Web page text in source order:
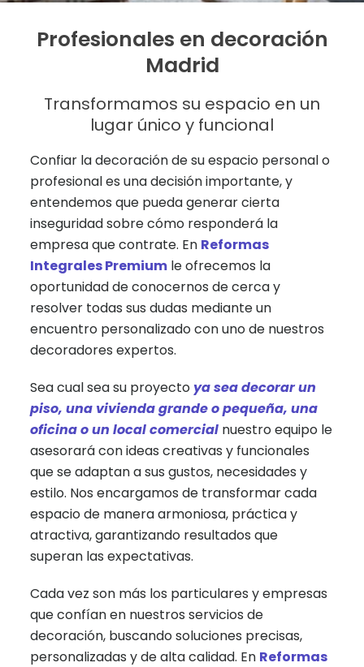
Profesionales en decoración
Madrid
Transformamos su espacio en un
lugar único y funcional
Confiar la decoración de su espacio personal o
profesional es una decisión importante, y
entendemos que pueda generar cierta
inseguridad sobre cómo responderá la
empresa que contrate. En Reformas
Integrales Premium le ofrecemos la
oportunidad de conocernos de cerca y
resolver todas sus dudas mediante un
encuentro personalizado con uno de nuestros
decoradores expertos.
Sea cual sea su proyectoya sea decorar un
piso, una vivienda grande o pequeña, una
oficina o un local comercial nuestro equipo le
asesorará con ideas creativas y funcionales
que se adaptan a sus gustos, necesidades y
estilo. Nos encargamos de transformar cada
espacio de manera armoniosa, práctica y
atractiva, garantizando resultados que
superan las expectativas.
Cada vez son más los particulares y empresas
que confían en nuestros servicios de
decoración, buscando soluciones precisas,
personalizadas y de alta calidad. En Reformas